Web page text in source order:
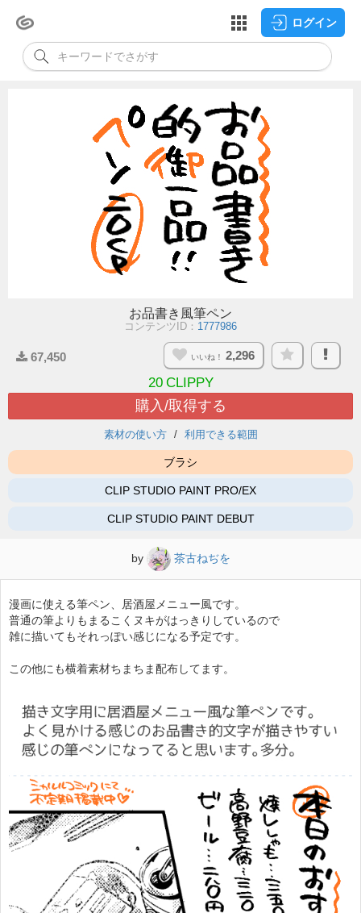
ログイン
お品書き風筆ペン
コンテンツID： 1777986
67,450 いいね！ 2,296
20 CLIPPY
購入/取得する
素材の使い方 利用できる範囲
ブラシ
CLIP STUDIO PAINT PRO/EX
CLIP STUDIO PAINT DEBUT
by 茶古ねぢを
漫画に使える筆ペン、居酒屋メニュー風です。
普通の筆よりもまるこくヌキがはっきりしているので
雑に描いてもそれっぽい感じになる予定です。
この他にも横着素材ちまちま配布してます。